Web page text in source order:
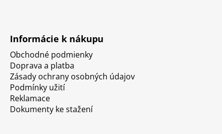
Informácie k nákupu
Obchodné podmienky
Doprava a platba
Zásady ochrany osobných údajov
Podmínky užití
Reklamace
Dokumenty ke stažení